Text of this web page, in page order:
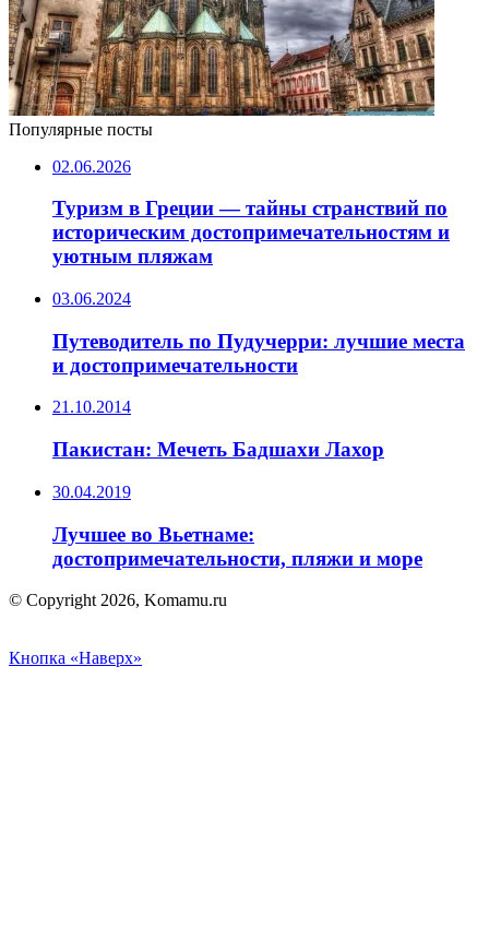
Популярные посты
02.06.2026
Туризм в Греции — тайны странствий по
историческим достопримечательностям и
уютным пляжам
03.06.2024
Путеводитель по Пудучерри: лучшие места
и достопримечательности
21.10.2014
Пакистан: Мечеть Бадшахи Лахор
30.04.2019
Лучшее во Вьетнаме:
достопримечательности, пляжи и море
© Copyright 2026, Komamu.ru
Кнопка «Наверх»